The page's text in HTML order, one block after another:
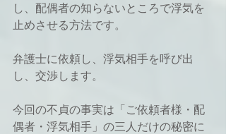
し、配偶者の知らないところで浮気を
止めさせる方法です。
弁護士に依頼し、浮気相手を呼び出
し、交渉します。
今回の不貞の事実は「ご依頼者様・配
偶者・浮気相手」の三人だけの秘密に